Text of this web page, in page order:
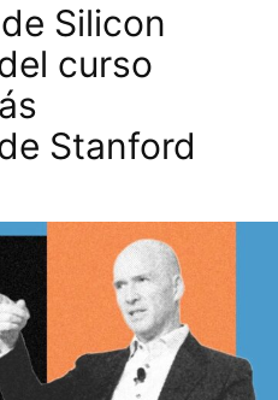
Silicon
curso
Stanford